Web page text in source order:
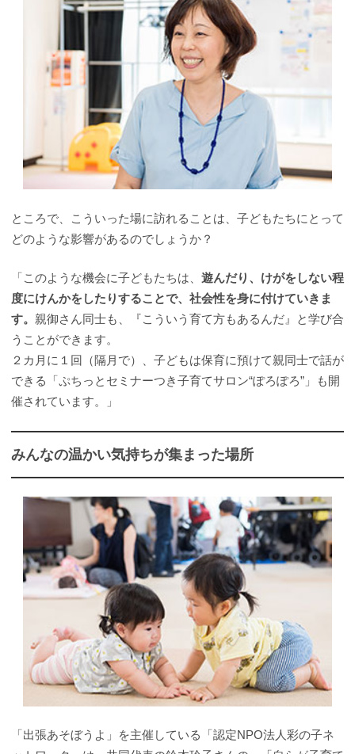
ところで、こういった場に訪れることは、子どもたちにとって
どのような影響があるのでしょうか？
「このような機会に子どもたちは、 遊んだり、けがをしない程
度にけんかをしたりすることで、社会性を身に付けていきま
す。 親御さん同士も、『こういう育て方もあるんだ』と学び合
うことができます。
２カ月に１回（隔月で）、子どもは保育に預けて親同士で話が
できる「ぷちっとセミナーつき子育てサロン“ぽろぽろ”」も開
催されています。」
みんなの温かい気持ちが集まった場所
「出張あそぼうよ」を主催している「認定NPO法人彩の子ネ